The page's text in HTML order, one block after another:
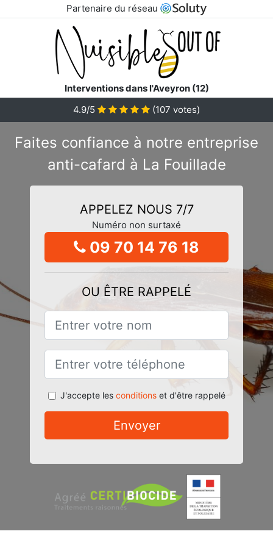
Partenaire du réseau
Interventions dans l'Aveyron (12)
4.9/5
(107 votes)
Faites confiance à notre entreprise
anti-cafard à La Fouillade
APPELEZ NOUS 7/7
Numéro non surtaxé
09 70 14 76 18
OU ÊTRE RAPPELÉ
J'accepte les conditionset d'être rappelé
Envoyer